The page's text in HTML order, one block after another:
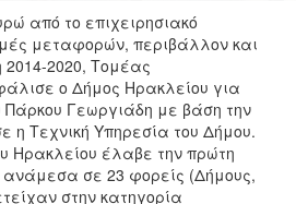
από το επιχειρησιακό
μεταφορών, περιβάλλον και
2020, Τομέας
ο Δήμος Ηρακλείου για
Πάρκου Γεωργιάδη με βάση την
η Τεχνική Υπηρεσία του Δήμου.
Ηρακλείου έλαβε την πρώτη
σε 23 φορείς (Δήμους,
στην κατηγορία